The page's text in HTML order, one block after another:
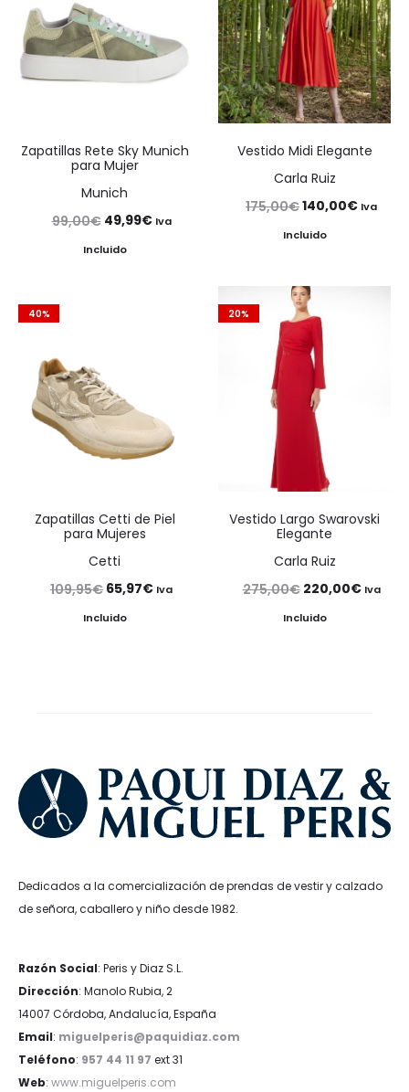
Zapatillas Rete Sky Munich
para Mujer
Munich
99,00€ El
precio
49,99€ElIva
Incluido
Vestido Midi Elegante
Carla Ruiz
175,00€El
precio
era:
175,00€.
140,00€ElIva
Incluido
40%
Zapatillas Cetti de Piel
para Mujeres
Cetti
109,95€ El
precio
65,97€ElIva
Incluido
20%
Vestido Largo Swarovski
Elegante
Carla Ruiz
275,00€ El
precio
220,00€ElIva
Incluido
Dedicados a la comercialización de prendas de vestir y calzado
de señora, caballero y niño desde 1982.
Razón Social: Peris y Diaz S.L.
Dirección: Manolo Rubia, 2
14007 Córdoba, Andalucía, España
Email: miguelperis@paquidiaz.com
Teléfono: 957 44 11 97 ext 31
Web: www.miguelperis.com